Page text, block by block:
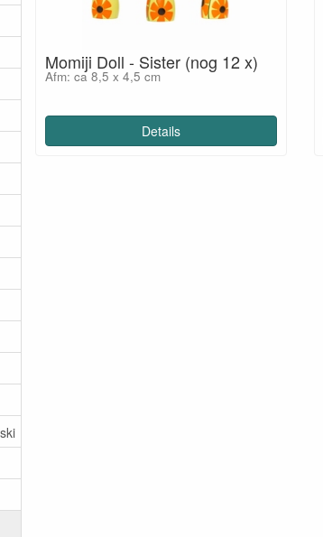
Momiji Doll - Sister (nog 12 x)
Afm: ca 8,5 x 4,5 cm
Details